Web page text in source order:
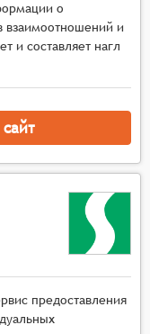
была
для
полезности базы
о
взаимоотношений и
и составляет нагл
предоставления